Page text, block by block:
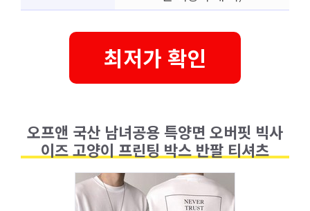
최저가 확인
오프앤 국산 남녀공용 특양면 오버핏 빅사
이즈 고양이 프린팅 박스 반팔 티셔츠